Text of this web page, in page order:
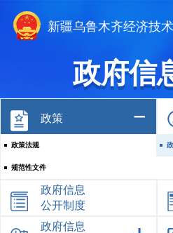
新疆乌鲁木齐经济技
政府信
政策
政策法规
规范性文件
政府信息
公开制度
政府信息